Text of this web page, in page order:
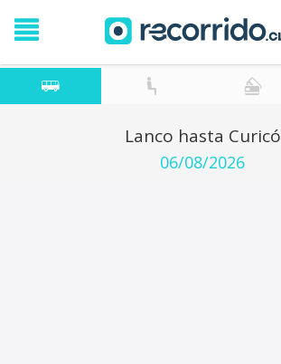
Lanco hasta Curicó
06/08/2026